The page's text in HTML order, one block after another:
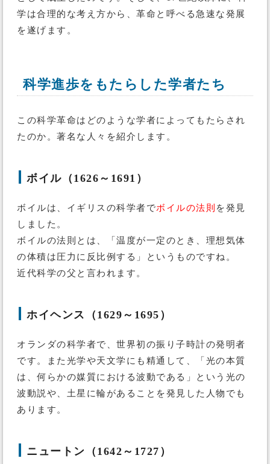
学は合理的な考え方から、革命と呼べる急速な発展
を遂げます。
科学進歩をもたらした学者たち
この科学革命はどのような学者によってもたらされ
たのか。著名な人々を紹介します。
ボイル（1626～1691）
ボイルは、イギリスの科学者でボイルの法則 を発見
しました。
ボイルの法則とは、「温度が一定のとき、理想気体
の体積は圧力に反比例する」というものですね。
近代科学の父と言われます。
ホイヘンス（1629～1695）
オランダの科学者で、世界初の振り子時計の発明者
です。また光学や天文学にも精通して、「光の本質
は、何らかの媒質における波動である」という光の
波動説や、土星に輪があることを発見した人物でも
あります。
ニュートン（1642～1727）